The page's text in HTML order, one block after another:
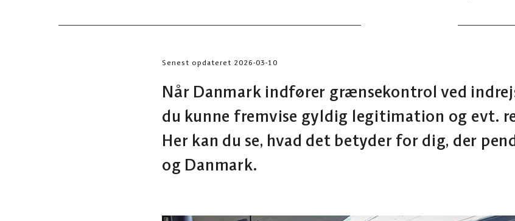
Senest opdateret 2026-03-10
Når Danmark indfører grænsekontrol ved
du kunne fremvise gyldig legitimation og evt.
Her kan du se, hvad det betyder for dig, der
og Danmark.